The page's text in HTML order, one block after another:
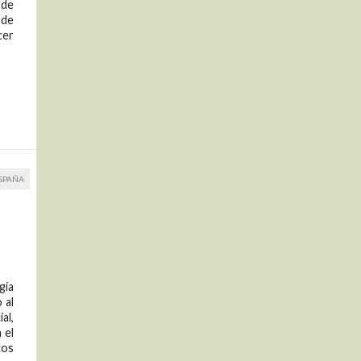
al
el